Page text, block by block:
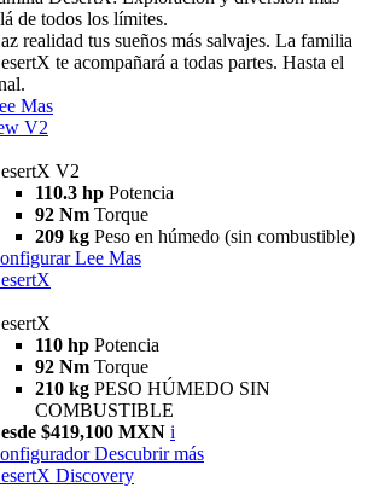
de todos los límites.
realidad tus sueños más salvajes. La familia
te acompañará a todas partes. Hasta el
Mas
V2
V2
110.3 hp Potencia
92 Nm Torque
209 kg Peso en húmedo (sin combustible)
Lee Mas
110 hp Potencia
92 Nm Torque
210 kg PESO HÚMEDO SIN
COMBUSTIBLE
$419,100 MXN i
Descubrir más
Discovery